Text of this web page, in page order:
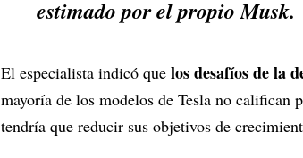
estimado por el propio Musk.
El especialista indicó que los desafíos de la
mayoría de los modelos de Tesla no califican
tendría que reducir sus objetivos de